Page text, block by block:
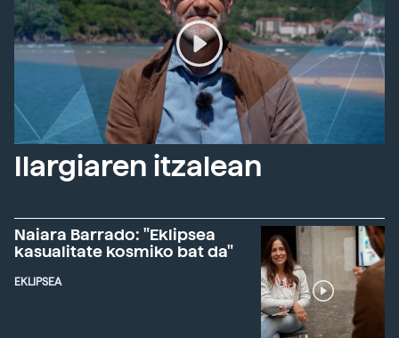
Ilargiaren itzalean
Naiara Barrado: "Eklipsea
kasualitate kosmiko bat da"
EKLIPSEA